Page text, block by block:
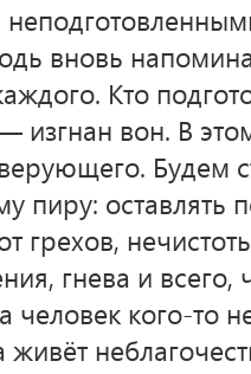
вновь
Кто
изгнан вон. В
Будем
пиру: оставлять
грехов,
гнева и всего,
человек кого-то
живёт